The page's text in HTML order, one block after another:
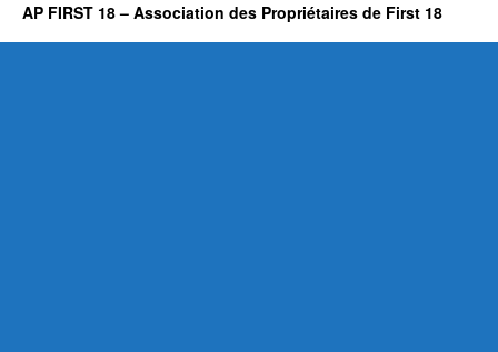
AP FIRST 18 – Association des Propriétaires de First 18